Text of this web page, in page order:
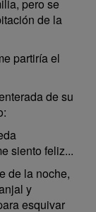
pero se
de la
partiría el
de su
siento feliz...
de la noche,
y
esquivar